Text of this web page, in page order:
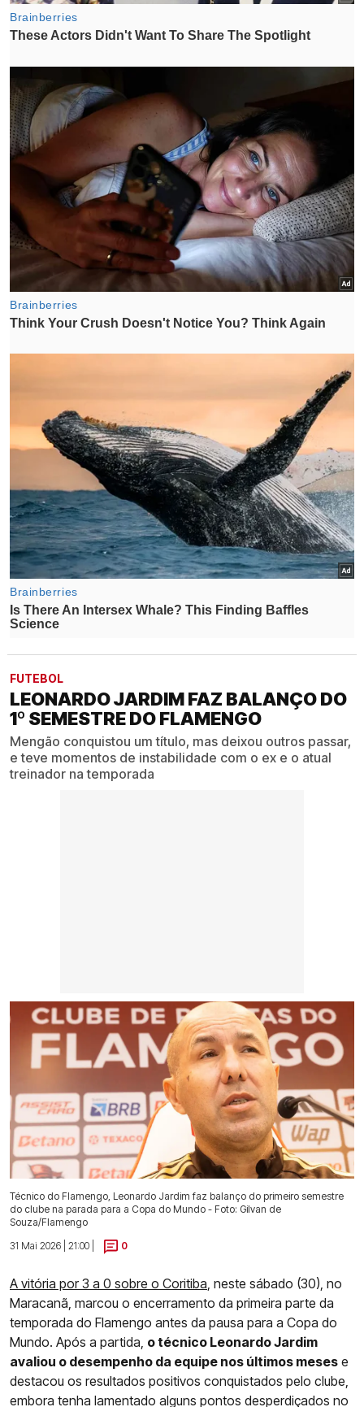
FUTEBOL
LEONARDO JARDIM FAZ BALANÇO DO
1º SEMESTRE DO FLAMENGO
Mengão conquistou um título, mas deixou outros passar,
e teve momentos de instabilidade com o ex e o atual
treinador na temporada
Técnico do Flamengo, Leonardo Jardim faz balanço do primeiro semestre
do clube na parada para a Copa do Mundo - Foto: Gilvan de
Souza/Flamengo
31 Mai 2026 | 21:00 |
0
A vitória por 3 a 0 sobre o Coritiba , neste sábado (30), no
Maracanã, marcou o encerramento da primeira parte da
temporada do Flamengo antes da pausa para a Copa do
Mundo. Após a partida, o técnico Leonardo Jardim
avaliou o desempenho da equipe nos últimos meses e
destacou os resultados positivos conquistados pelo clube,
embora tenha lamentado alguns pontos desperdiçados no